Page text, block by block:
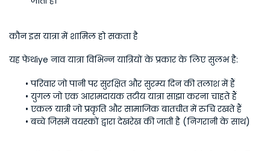
कौन इस यात्रा में शामिल हो सकता है
यह फेथiye नाव यात्रा विभिन्न यात्रियों के प्रकार के लिए सुलभ है:
परिवार जो पानी पर सुरक्षित और सुरम्य दिन की तलाश में हैं
युगल जो एक आरामदायक तटीय यात्रा साझा करना चाहते हैं
एकल यात्री जो प्रकृति और सामाजिक बातचीत में रुचि रखते हैं
बच्चे जिसमें वयस्कों द्वारा देखरेख की जाती है (निगरानी के साथ)